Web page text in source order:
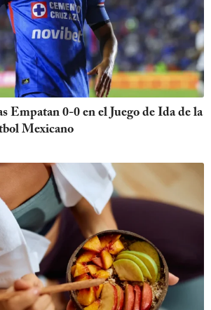
Empatan 0-0 en el Juego de Ida de la
Mexicano